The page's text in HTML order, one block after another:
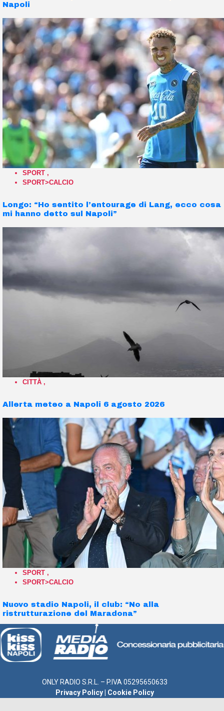
Napoli
SPORT ,
SPORT>CALCIO
Longo: “Ho sentito l’entourage di Lang, ecco cosa
mi hanno detto sul Napoli”
CITTÀ ,
Allerta meteo a Napoli 6 agosto 2026
SPORT ,
SPORT>CALCIO
Nuovo stadio Napoli, il club: “No alla
ristrutturazione del Maradona”
ONLY RADIO S.R.L. – P.IVA 05295650633
Privacy Policy
Cookie Policy